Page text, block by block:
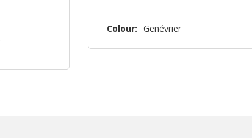
Colour: Genévrier